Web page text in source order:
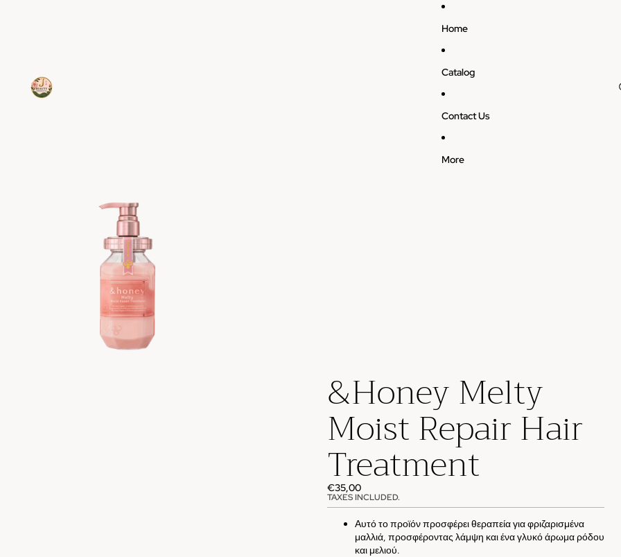
Home
Catalog
Contact Us
More
&Honey Melty
Moist Repair Hair
Treatment
€35,00
TAXES INCLUDED.
Αυτό το προϊόν προσφέρει θεραπεία για φριζαρισμένα
μαλλιά, προσφέροντας λάμψη και ένα γλυκό άρωμα ρόδου
και μελιού.